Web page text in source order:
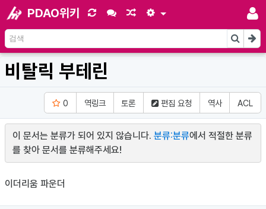
PDAO위키
0 역링크 토론 편집 요청 역사 ACL
비탈릭 부테린
이 문서는 분류가 되어 있지 않습니다. 분류:분류에서 적절한 분류
를 찾아 문서를 분류해주세요!
이더리움 파운더